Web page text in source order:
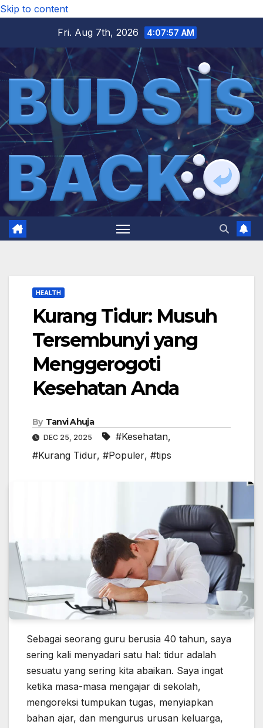
Skip to content
Fri. Aug 7th, 2026
4:07:59 AM
HEALTH
Kurang Tidur: Musuh
Tersembunyi yang
Menggerogoti
Kesehatan Anda
By Tanvi Ahuja
DEC 25, 2025 #Kesehatan,
#Kurang Tidur, #Populer, #tips
Sebagai seorang guru berusia 40 tahun, saya
sering kali menyadari satu hal: tidur adalah
sesuatu yang sering kita abaikan. Saya ingat
ketika masa-masa mengajar di sekolah,
mengoreksi tumpukan tugas, menyiapkan
bahan ajar, dan mengurus urusan keluarga,